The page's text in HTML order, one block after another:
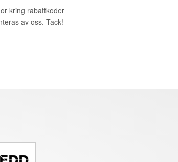
kring rabattkoder
av oss. Tack!